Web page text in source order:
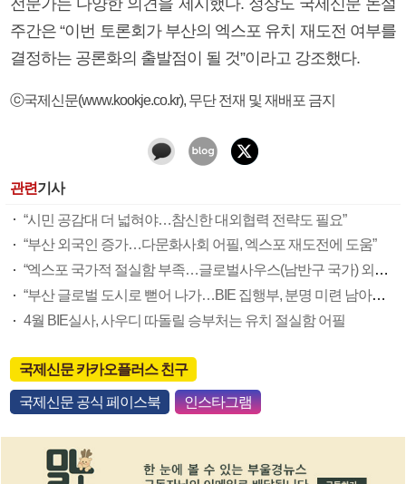
주간은 “이번 토론회가 부산의 엑스포 유치 재도전 여부를
결정하는 공론화의 출발점이 될 것”이라고 강조했다.
ⓒ국제신문(www.kookje.co.kr), 무단 전재 및 재배포 금지
관련기사
“시민 공감대 더 넓혀야…참신한 대외협력 전략도 필요”
“부산 외국인 증가…다문화사회 어필, 엑스포 재도전에 도움”
“엑스포 국가적 절실함 부족…글로벌사우스(남반구 국가) 외교 확대를”
“부산 글로벌 도시로 뻗어 나가…BIE 집행부, 분명 미련 남아있을 것”
4월 BIE실사, 사우디 따돌릴 승부처는 유치 절실함 어필
국제신문 카카오플러스 친구
국제신문 공식 페이스북 인스타그램